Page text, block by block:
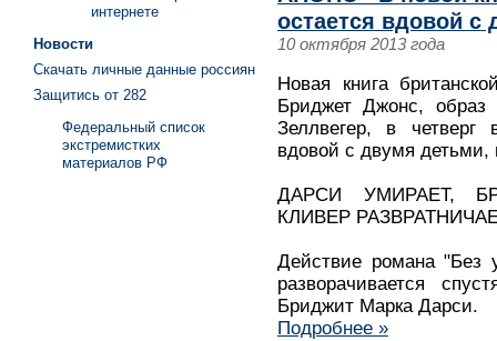
остается вдовой с
10 октября 2013 года
Новая книга
Бриджет Джонс, образ
Зеллвегер, в четверг
вдовой с двумя детьми,
ДАРСИ УМИРАЕТ,
КЛИВЕР
Действие романа "Без
разворачивается
Бриджит Марка Дарси.
Подробнее »
интернете
Новости
Скачать личные данные россиян
Защитись от 282
Федеральный список
экстремистких
материалов РФ